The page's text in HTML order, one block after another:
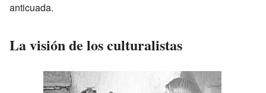
anticuada.
La visión de los culturalistas